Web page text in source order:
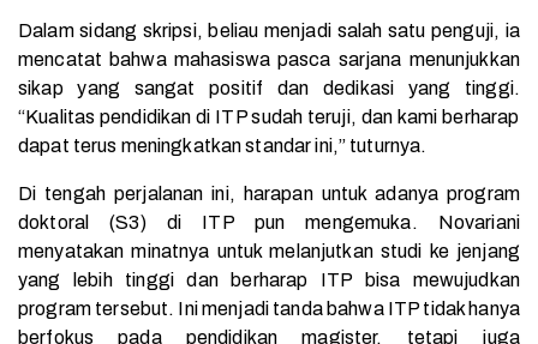
Dalam sidang skripsi, beliau menjadi salah satu penguji, ia
mencatat bahwa mahasiswa pasca sarjana menunjukkan
sikap yang sangat positif dan dedikasi yang tinggi.
“Kualitas pendidikan di ITP sudah teruji, dan kami berharap
dapat terus meningkatkan standar ini,” tuturnya.
Di tengah perjalanan ini, harapan untuk adanya program
doktoral (S3) di ITP pun mengemuka. Novariani
menyatakan minatnya untuk melanjutkan studi ke jenjang
yang lebih tinggi dan berharap ITP bisa mewujudkan
program tersebut. Ini menjadi tanda bahwa ITP tidak hanya
berfokus pada pendidikan magister, tetapi juga